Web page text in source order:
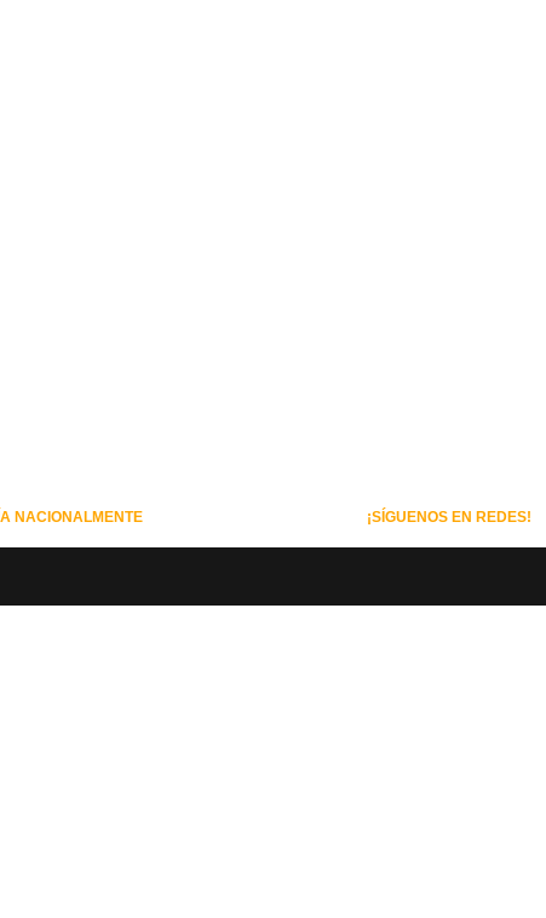
NACIONALMENTE ¡SÍGUENOS EN REDES!